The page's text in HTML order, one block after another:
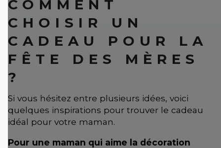
COMMENT
CHOISIR UN
CADEAU POUR LA
FÊTE DES MÈRES
?
Si vous hésitez entre plusieurs idées, voici
quelques inspirations pour trouver le cadeau
idéal pour votre maman.
Pour une maman qui aime la décoration